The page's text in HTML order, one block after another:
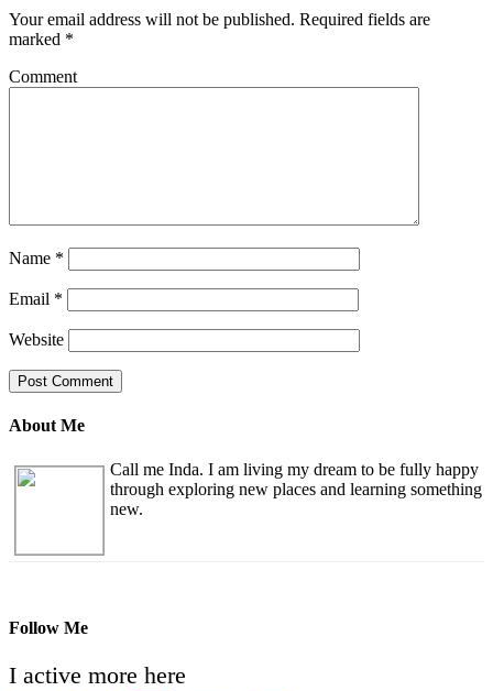
Your email address will not be published. Required fields are
marked *
Comment
Name *
Email *
Website
About Me
Call me Inda. I am living my dream to be fully happy
through exploring new places and learning something
new.
Follow Me
I active more here